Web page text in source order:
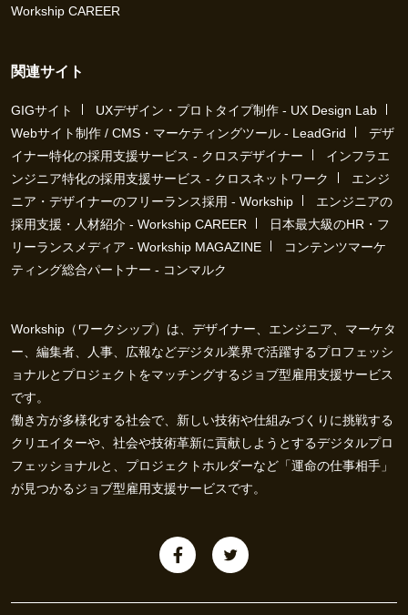
Workship CAREER
関連サイト
GIGサイト
UXデザイン・プロトタイプ制作 - UX Design Lab
Webサイト制作 / CMS・マーケティングツール - LeadGrid
デザ
イナー特化の採用支援サービス - クロスデザイナー
インフラエ
ンジニア特化の採用支援サービス - クロスネットワーク
エンジ
ニア・デザイナーのフリーランス採用 - Workship
エンジニアの
採用支援・人材紹介 - Workship CAREER
日本最大級のHR・フ
リーランスメディア - Workship MAGAZINE
コンテンツマーケ
ティング総合パートナー - コンマルク
Workship（ワークシップ）は、デザイナー、エンジニア、マーケタ
ー、編集者、人事、広報などデジタル業界で活躍するプロフェッシ
ョナルとプロジェクトをマッチングするジョブ型雇用支援サービス
です。
働き方が多様化する社会で、新しい技術や仕組みづくりに挑戦する
クリエイターや、社会や技術革新に貢献しようとするデジタルプロ
フェッショナルと、プロジェクトホルダーなど「運命の仕事相手」
が見つかるジョブ型雇用支援サービスです。